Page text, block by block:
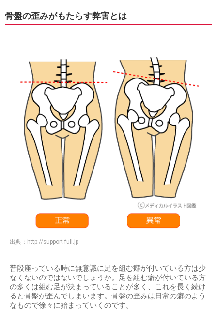
骨盤の歪みがもたらす弊害とは
出典： http://support-full.jp
普段座っている時に無意識に足を組む癖が付いている方は少
なくないのではないでしょうか。足を組む癖が付いている方
の多くは組む足が決まっていることが多く、これを長く続け
ると骨盤が歪んでしまいます。骨盤の歪みは日常の癖のよう
なもので徐々に始まっていくのです。